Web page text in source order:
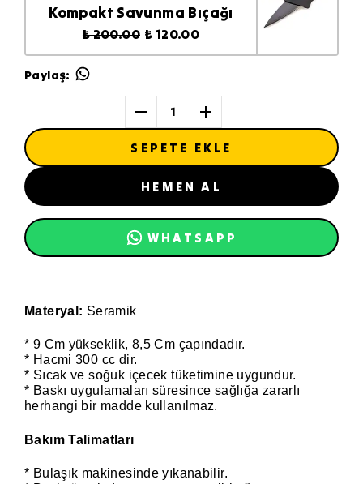
Kompakt Savunma Bıçağı
₺ 200.00 ₺ 120.00
Paylaş:
1
SEPETE EKLE
HEMEN AL
WHATSAPP
Materyal: Seramik
* 9 Cm yükseklik, 8,5 Cm çapındadır.
* Hacmi 300 cc dir.
* Sıcak ve soğuk içecek tüketimine uygundur.
* Baskı uygulamaları süresince sağlığa zararlı
herhangi bir madde kullanılmaz.
Bakım Talimatları
* Bulaşık makinesinde yıkanabilir.